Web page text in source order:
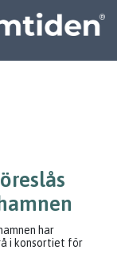
SÖK
har
i konsortiet för